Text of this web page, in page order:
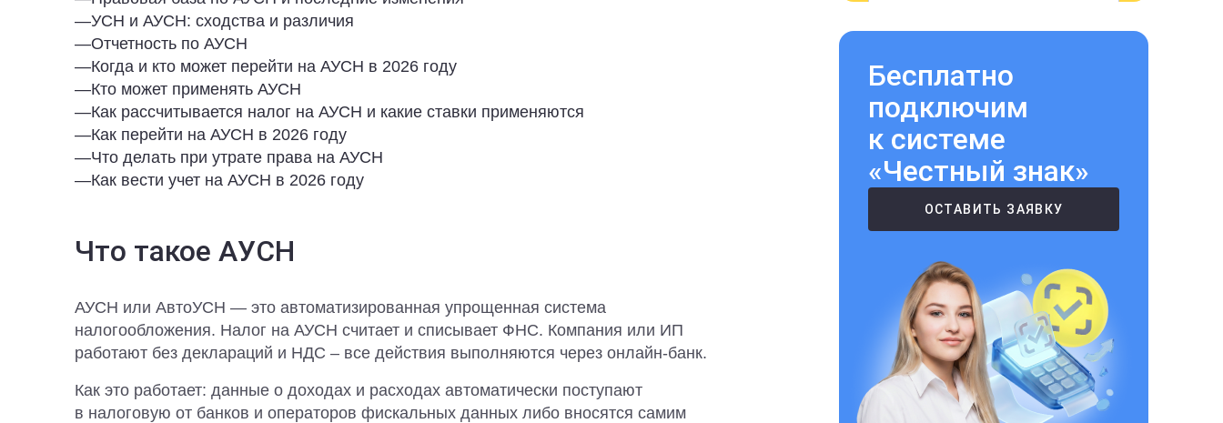
Бесплатно
подключим
к системе
«Честный знак»
ОСТАВИТЬ ЗАЯВКУ
—УСН и АУСН: сходства и различия
—Отчетность по АУСН
—Когда и кто может перейти на АУСН в 2026 году
—Кто может применять АУСН
—Как рассчитывается налог на АУСН и какие ставки применяются
—Как перейти на АУСН в 2026 году
—Что делать при утрате права на АУСН
—Как вести учет на АУСН в 2026 году
Что такое АУСН
АУСН или АвтоУСН — это автоматизированная упрощенная система
налогообложения. Налог на АУСН считает и списывает ФНС. Компания или ИП
работают без деклараций и НДС – все действия выполняются через онлайн-банк.
Как это работает: данные о доходах и расходах автоматически поступают
в налоговую от банков и операторов фискальных данных либо вносятся самим